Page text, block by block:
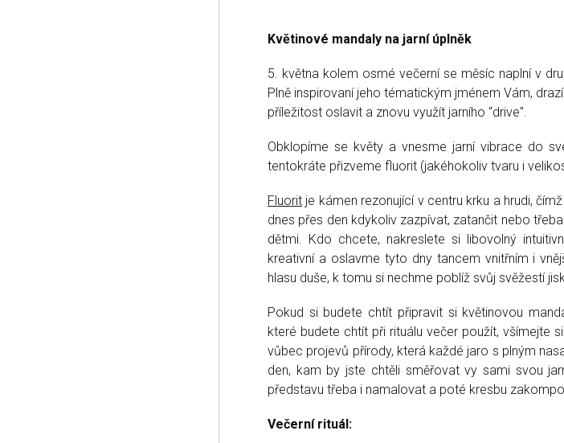
Květinové mandaly na jarní úplněk
5. května kolem osmé večerní se měsíc naplní v
Plně inspirovaní jeho tématickým jménem Vám,
příležitost oslavit a znovu využít jarního “drive".
Obklopíme se květy a vnesme jarní vibrace do
tentokráte přizveme fluorit (jakéhokoliv tvaru i
Fluorit je kámen rezonující v centru krku a hrudi,
dnes přes den kdykoliv zazpívat, zatančit nebo
dětmi. Kdo chcete, nakreslete si libovolný
kreativní a oslavme tyto dny tancem vnitřním i
hlasu duše, k tomu si nechme poblíž svůj svěžestí
Pokud si budete chtít připravit si květinovou
které budete chtít při rituálu večer použít, všímejte
vůbec projevů přírody, která každé jaro s plným
den, kam by jste chtěli směřovat vy sami svou
představu třeba i namalovat a poté kresbu
Večerní rituál: